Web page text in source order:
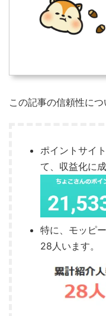
この記事の信頼性につ
ポイントサイ
て、収益化に
特に、モッピ
28人います。